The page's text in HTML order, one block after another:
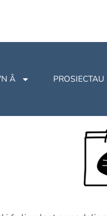
Â PROSIECTAU